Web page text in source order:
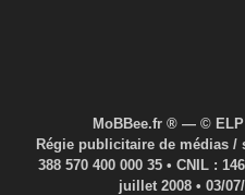
MoBBee.fr ® — © ELP
Régie publicitaire de médias /
388 570 400 000 35 • CNIL :
juillet 2008 • 03/